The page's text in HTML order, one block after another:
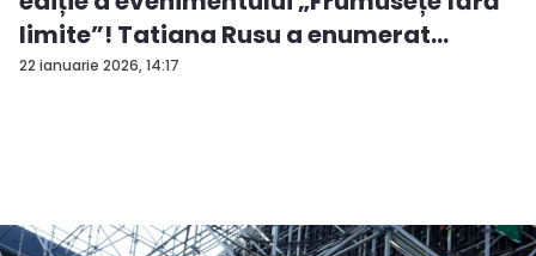
22 ianuarie 2026, 14:17
limite”! Tatiana Rusu a enumerat
criter...